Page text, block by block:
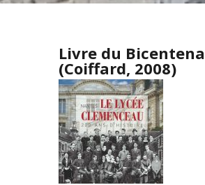
Livre du
(Coiffard, 2008)